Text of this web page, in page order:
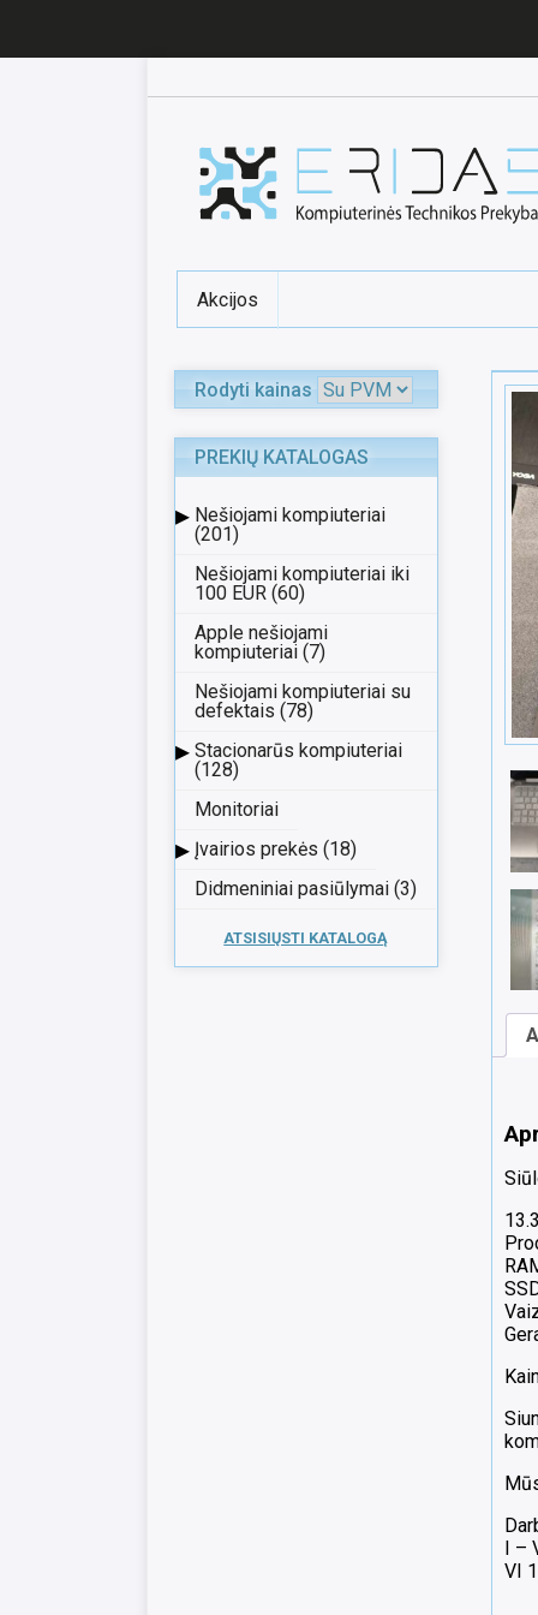
Akcijos
Rodyti kainas
PREKIŲ KATALOGAS
▸ Nešiojami kompiuteriai
(201)
Nešiojami kompiuteriai iki
100 EUR (60)
Apple nešiojami
kompiuteriai (7)
Nešiojami kompiuteriai su
defektais (78)
▸ Stacionarūs kompiuteriai
(128)
Monitoriai
▸ Įvairios prekės (18)
Didmeniniai pasiūlymai (3)
ATSISIŲSTI KATALOGĄ
I –
VI